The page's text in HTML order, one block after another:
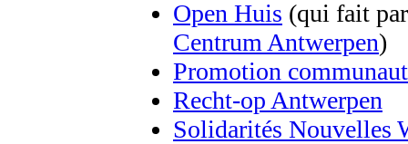
Open Huis (qui fait
Centrum Antwerpen)
Promotion
Recht-op Antwerpen
Solidarités Nouvelles